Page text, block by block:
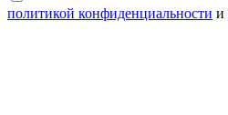
политикой конфиденциальности и